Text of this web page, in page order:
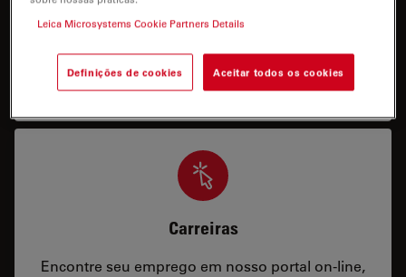
Aplicação
Preciso de ajuda/formação para operar meu
sistema.
Carreiras
Encontre seu emprego em nosso portal on-line,
Leica Microsystems Cookie Partners Details
Definições de cookies Aceitar todos os cookies